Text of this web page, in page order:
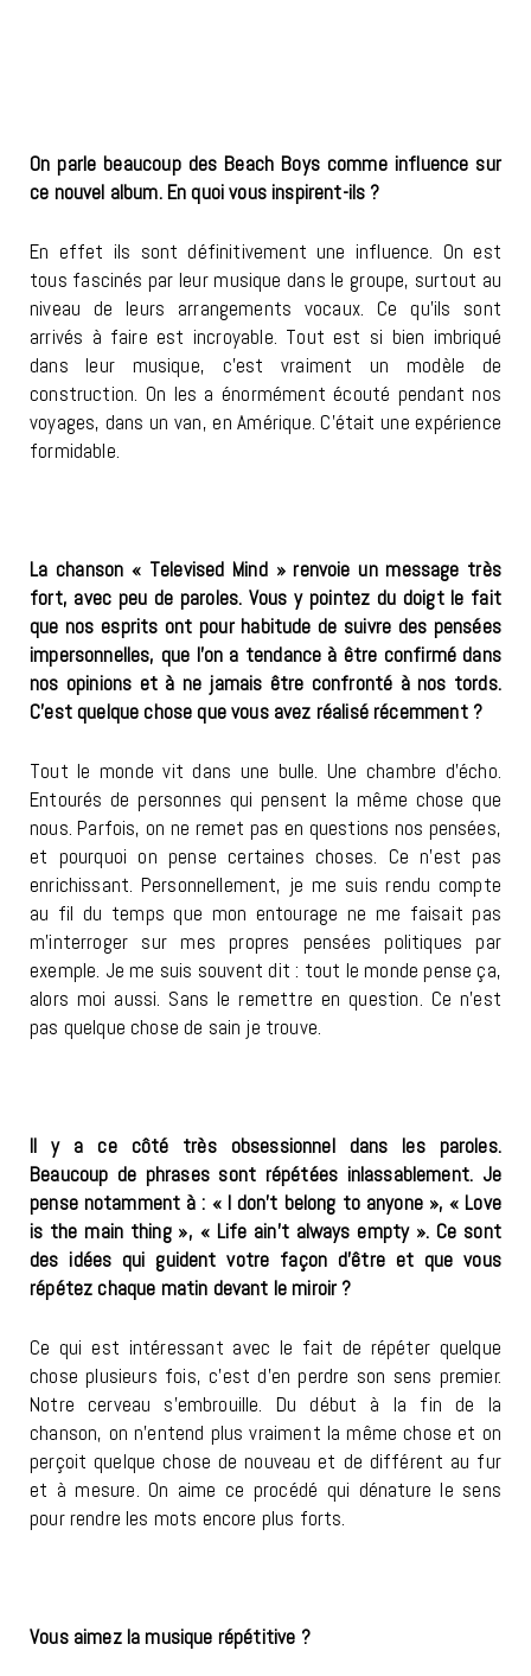
On parle beaucoup des Beach Boys comme influence sur
ce nouvel album. En quoi vous inspirent-ils ?
En effet ils sont définitivement une influence. On est
tous fascinés par leur musique dans le groupe, surtout au
niveau de leurs arrangements vocaux. Ce qu’ils sont
arrivés à faire est incroyable. Tout est si bien imbriqué
dans leur musique, c’est vraiment un modèle de
construction. On les a énormément écouté pendant nos
voyages, dans un van, en Amérique. C’était une expérience
formidable.
La chanson « Televised Mind » renvoie un message très
fort, avec peu de paroles. Vous y pointez du doigt le fait
que nos esprits ont pour habitude de suivre des pensées
impersonnelles, que l’on a tendance à être confirmé dans
nos opinions et à ne jamais être confronté à nos tords.
C’est quelque chose que vous avez réalisé récemment ?
Tout le monde vit dans une bulle. Une chambre d’écho.
Entourés de personnes qui pensent la même chose que
nous. Parfois, on ne remet pas en questions nos pensées,
et pourquoi on pense certaines choses. Ce n’est pas
enrichissant. Personnellement, je me suis rendu compte
au fil du temps que mon entourage ne me faisait pas
m’interroger sur mes propres pensées politiques par
exemple. Je me suis souvent dit : tout le monde pense ça,
alors moi aussi. Sans le remettre en question. Ce n’est
pas quelque chose de sain je trouve.
Il y a ce côté très obsessionnel dans les paroles.
Beaucoup de phrases sont répétées inlassablement. Je
pense notamment à : « I don’t belong to anyone », « Love
is the main thing », « Life ain’t always empty ». Ce sont
des idées qui guident votre façon d’être et que vous
répétez chaque matin devant le miroir ?
Ce qui est intéressant avec le fait de répéter quelque
chose plusieurs fois, c’est d’en perdre son sens premier.
Notre cerveau s’embrouille. Du début à la fin de la
chanson, on n’entend plus vraiment la même chose et on
perçoit quelque chose de nouveau et de différent au fur
et à mesure. On aime ce procédé qui dénature le sens
pour rendre les mots encore plus forts.
Vous aimez la musique répétitive ?